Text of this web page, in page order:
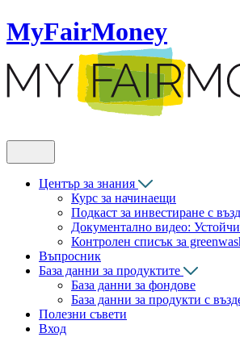
MyFairMoney
Център за знания
Курс за начинаещи
Подкаст за инвестиране с
Документално видео:
Контролен списък за
Въпросник
База данни за продуктите
База данни за фондове
База данни за продукти с
Полезни съвети
Вход